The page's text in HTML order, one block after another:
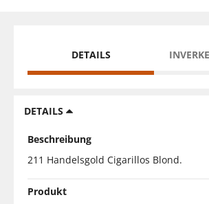
DETAILS
DETAILS
Beschreibung
211 Handelsgold Cigarillos Blond.
Produkt